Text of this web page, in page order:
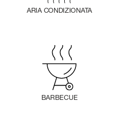
ARIA CONDIZIONATA
BARBECUE